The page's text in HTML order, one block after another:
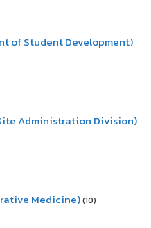
of Student Development)
Administration Division)
Medicine)(10)